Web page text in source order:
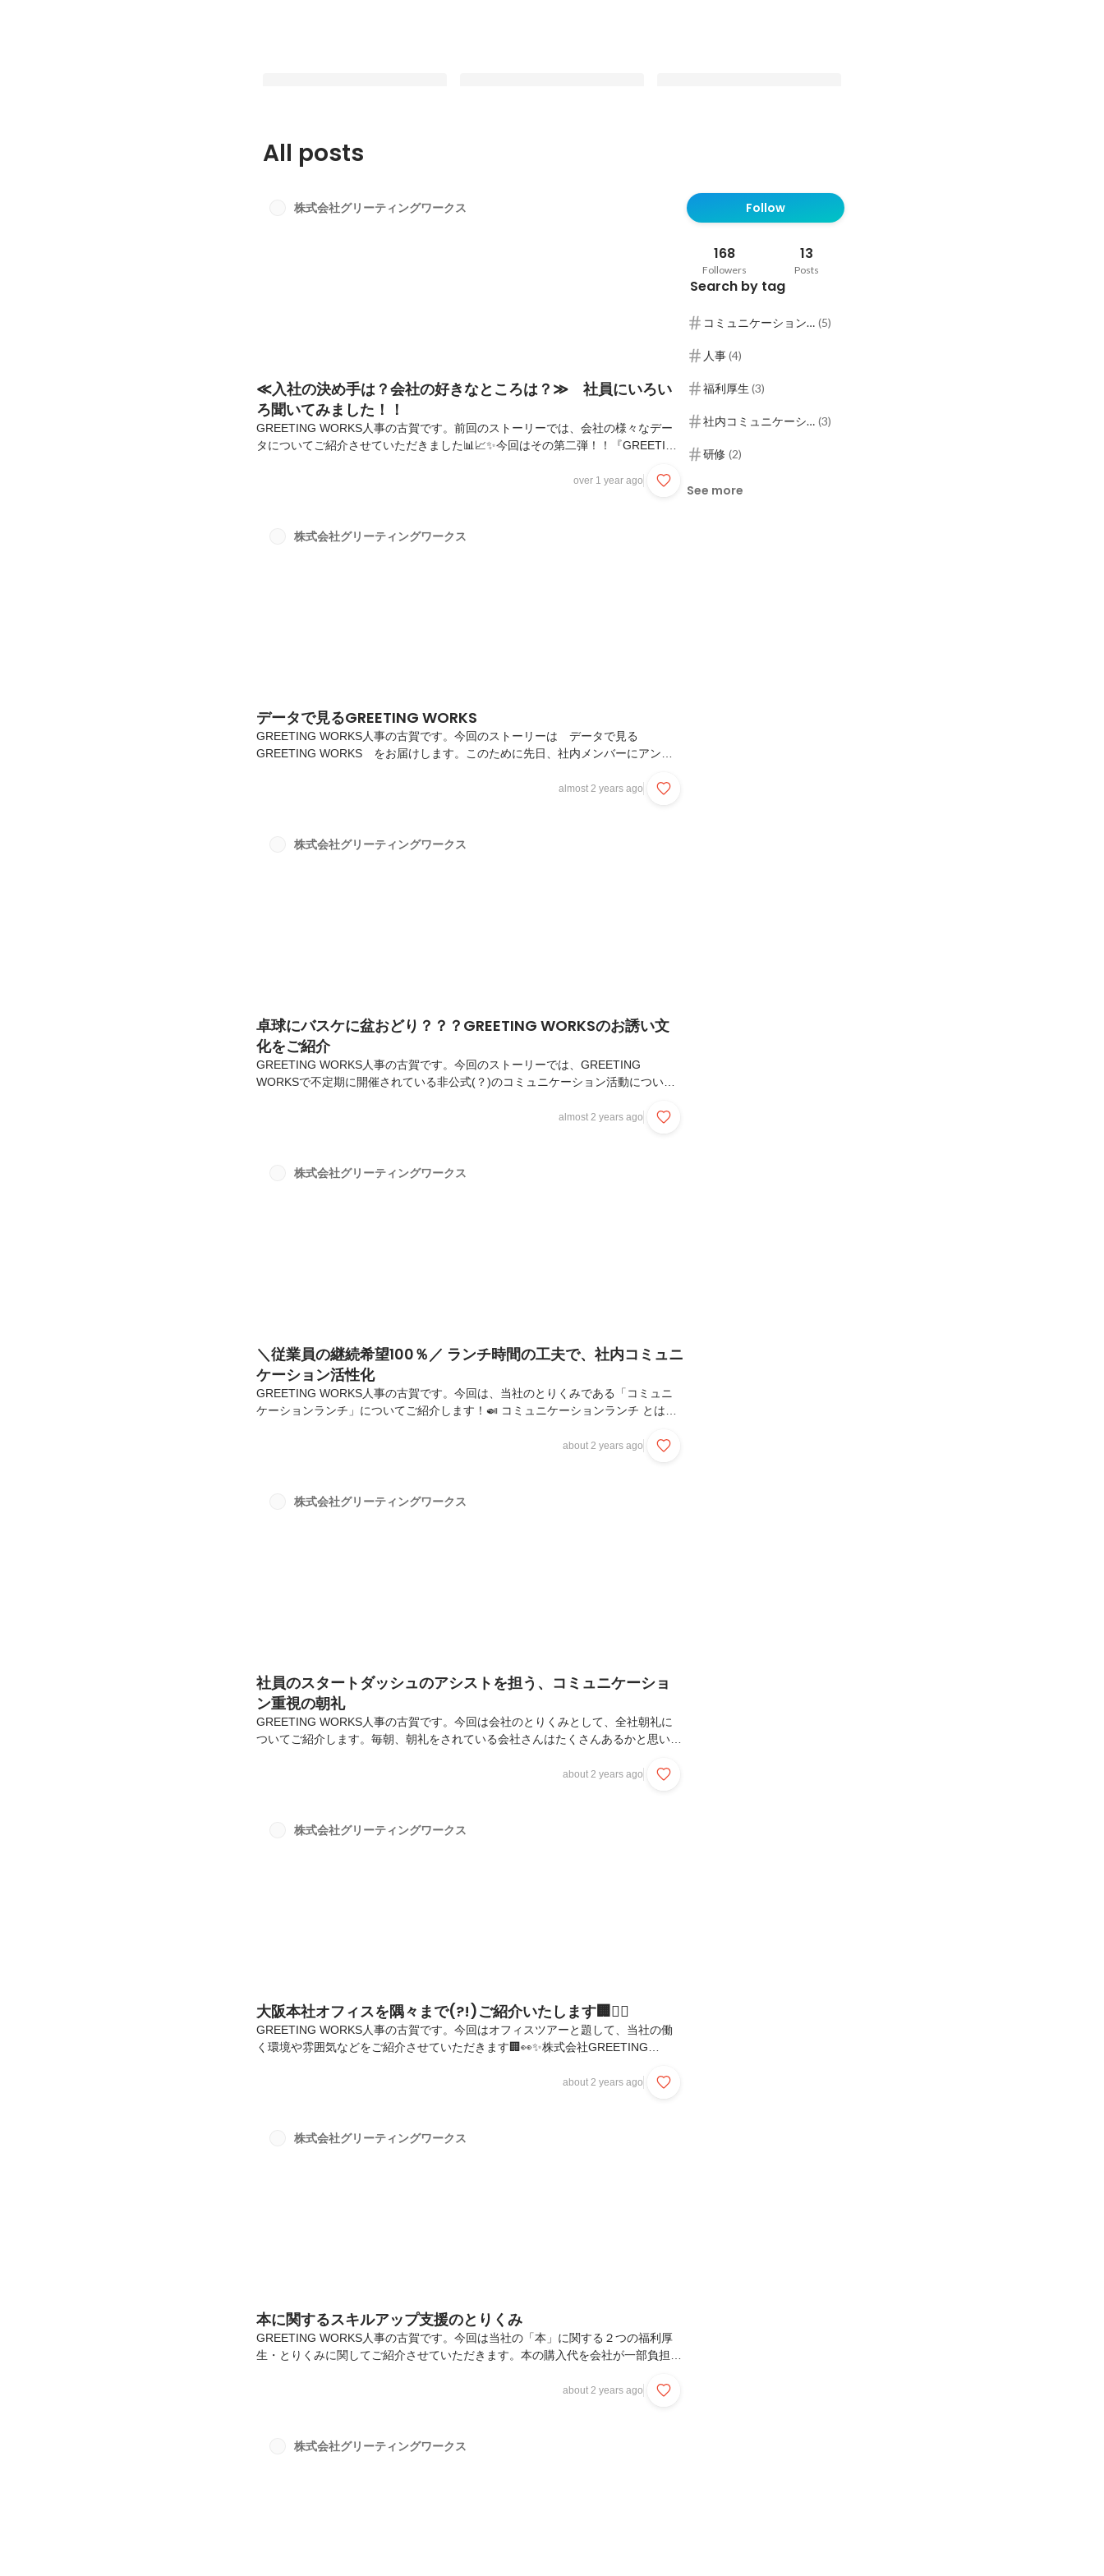
いてみました！！
Latest
をご紹介
Latest
All posts
株式会社グリーティングワークス
≪入社の決め手は？会社の好きなところは？≫ 社員にいろい
ろ聞いてみました！！
GREETING WORKS人事の古賀です。前回のストーリーでは、会社の様々なデー
タについてご紹介させていただきました📊📈✨今回はその第二弾！！『GREETING
の結果や、実際に社員から集まった声についてご紹介させていただきます！
新卒入社が2割。キャリア入社組は専門職も多いため、仕事や業務･職務内容のポイ
over 1 year ago
株式会社グリーティングワークス
データで見るGREETING WORKS
GREETING WORKS人事の古賀です。今回のストーリーは データで見る
GREETING WORKS をお届けします。このために先日、社内メンバーにアンケ
まつわる数字たちです。これを見れば、働くイメージもより具体的に近づくかも。
20代～30代がメインになっていますね。勤続年数や年齢も様々な人で構成されて
almost 2 years ago
株式会社グリーティングワークス
卓球にバスケに盆おどり？？？GREETING WORKSのお誘い文
化をご紹介
GREETING WORKS人事の古賀です。今回のストーリーでは、GREETING
WORKSで不定期に開催されている非公式(？)のコミュニケーション活動について
様々なブランドのコンセプトは「人と人とのつながり」。お客様や、パートナー企
ベントやランチ会などの交流を会社としても提供しています。👇過去ストーリーで
almost 2 years ago
株式会社グリーティングワークス
＼従業員の継続希望100％／ ランチ時間の工夫で、社内コミュニ
ケーション活性化
GREETING WORKS人事の古賀です。今回は、当社のとりくみである「コミュニ
ケーションランチ」についてご紹介します！🍛 コミュニケーションランチ とは？
です。（エンゲージメント＝会社と社員の相思相愛度のこと）「コミュニケーショ
で、日常や、仕事上のコミュニケーションをさらに取りやすい関係へ繋げることを
about 2 years ago
株式会社グリーティングワークス
社員のスタートダッシュのアシストを担う、コミュニケーショ
ン重視の朝礼
GREETING WORKS人事の古賀です。今回は会社のとりくみとして、全社朝礼に
ついてご紹介します。毎朝、朝礼をされている会社さんはたくさんあるかと思いま
全社員参加の朝礼を行っています。月曜日はZoomを用いてリモートで実施。金曜
アルバイト先でも、様々な場所・コミュニティで行われる会議体ですよね。
about 2 years ago
株式会社グリーティングワークス
大阪本社オフィスを隅々まで(?!)ご紹介いたします🏢💁‍♀️
GREETING WORKS人事の古賀です。今回はオフィスツアーと題して、当社の働
く環境や雰囲気などをご紹介させていただきます🏢👀✨株式会社GREETING
🏢8階 ➡ 基本リモート部門の働くフロア🏢5階 ➡ 会長室／MTGルーム など
る人も。良い運動になっています🏃‍♀️🏃‍♂️💨💨面接や商談で来社いただいた際、社内
about 2 years ago
株式会社グリーティングワークス
本に関するスキルアップ支援のとりくみ
GREETING WORKS人事の古賀です。今回は当社の「本」に関する２つの福利厚
生・とりくみに関してご紹介させていただきます。本の購入代を会社が一部負担す
う名目の本棚)です。導入の目的は、従業員の自己成長支援の一環として。でも実
用してくれています👀📚✨スキルアップ・自己成長に繋がるものであれば、ビジネ
about 2 years ago
株式会社グリーティングワークス
Follow
168
Followers
13
Posts
Search by tag
コミュニケーション
(5)
人事(4)
福利厚生 (3)
社内コミュニケーシ
(3)
研修 (2)
See more